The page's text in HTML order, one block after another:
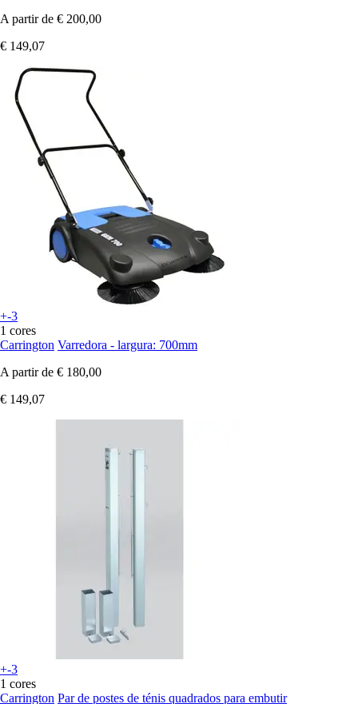
A partir de € 200,00
€ 149,07
+-3
1 cores
Carrington Varredora - largura: 700mm
A partir de € 180,00
€ 149,07
+-3
1 cores
Carrington Par de postes de ténis quadrados para embutir